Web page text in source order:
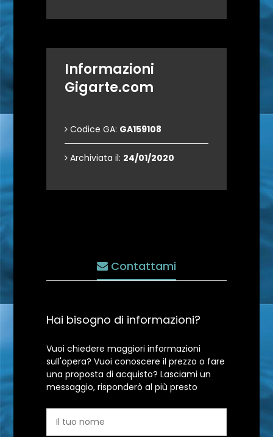
Informazioni
Gigarte.com
Codice GA: GA159108
Archiviata il: 24/01/2020
Contattami
Hai bisogno di informazioni?
Vuoi chiedere maggiori informazioni
sull'opera? Vuoi conoscere il prezzo o fare
una proposta di acquisto? Lasciami un
messaggio, risponderò al più presto